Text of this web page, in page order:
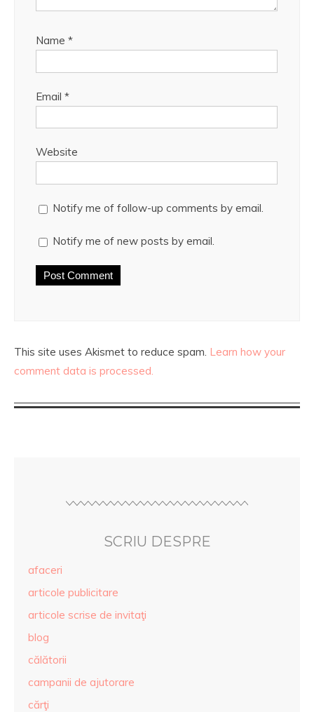
Name *
Email *
Website
Notify me of follow-up comments by email.
Notify me of new posts by email.
This site uses Akismet to reduce spam. Learn how your
comment data is processed.
SCRIU DESPRE
afaceri
articole publicitare
articole scrise de invitaţi
blog
călătorii
campanii de ajutorare
cărţi